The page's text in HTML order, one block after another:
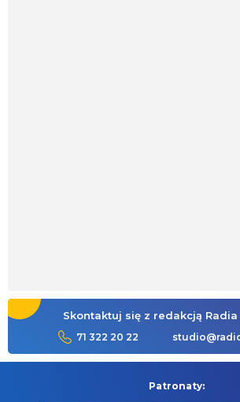
Skontaktuj się z redakcją Radia
71 322 20 22
Patronaty: